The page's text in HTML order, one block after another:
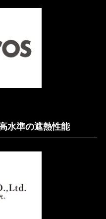
水準の遮熱性能